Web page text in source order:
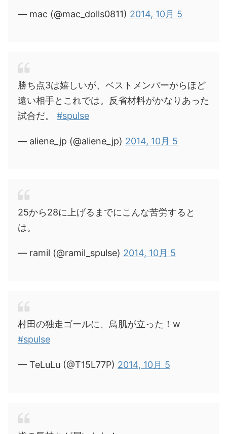
— mac (@mac_dolls0811) 2014, 10月 5
勝ち点3は嬉しいが、ベストメンバーからほど
遠い相手とこれでは。反省材料がかなりあった
試合だ。 #spulse
— aliene_jp (@aliene_jp) 2014, 10月 5
25から28に上げるまでにこんな苦労すると
は。
— ramil (@ramil_spulse) 2014, 10月 5
村田の独走ゴールに、鳥肌が立った！w
#spulse
— TeLuLu (@T15L77P) 2014, 10月 5